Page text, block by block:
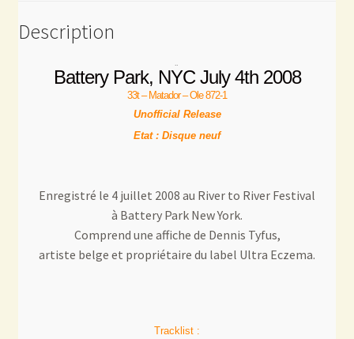
Description
Battery Park, NYC July 4th 2008
33t – Matador – Ole 872-1
Unofficial Release
Etat : Disque neuf
Enregistré le 4 juillet 2008 au River to River Festival
à Battery Park New York.
Comprend une affiche de Dennis Tyfus,
artiste belge et propriétaire du label Ultra Eczema.
Tracklist :